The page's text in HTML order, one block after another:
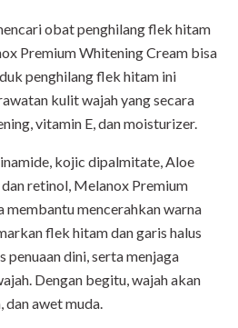
obat penghilang flek hitam
Premium Whitening Cream bisa
penghilang flek hitam ini
kulit wajah yang secara
vitamin E, dan moisturizer.
kojic dipalmitate, Aloe
retinol, Melanox Premium
mencerahkan warna
flek hitam dan garis halus
dini, serta menjaga
Dengan begitu, wajah akan
dan awet muda.